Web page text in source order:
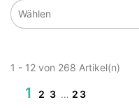
Wählen
1 - 12 von 268 Artikel(n)
1 2 3 … 23